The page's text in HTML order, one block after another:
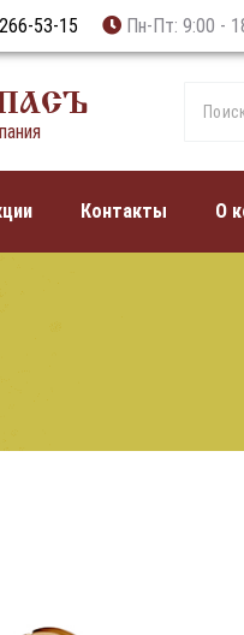
53-15 Пн-Пт: 9:00 -
Контакты О